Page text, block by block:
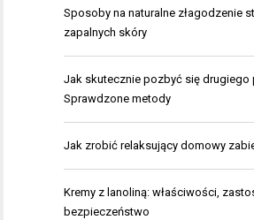
Sposoby na naturalne złagodzenie
zapalnych skóry
Jak skutecznie pozbyć się drugiego
Sprawdzone metody
Jak zrobić relaksujący domowy
Kremy z lanoliną: właściwości,
bezpieczeństwo